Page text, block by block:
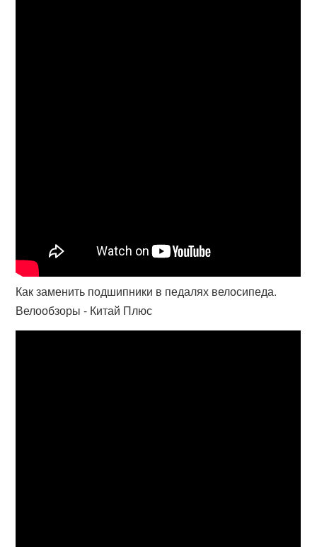
Как заменить подшипники в педалях велосипеда.
Велообзоры - Китай Плюс